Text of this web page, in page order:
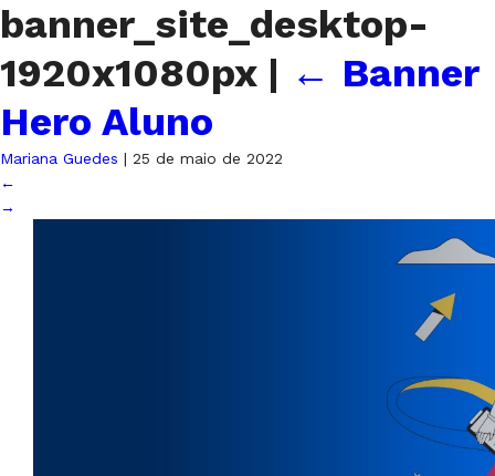
banner_site_desktop-
1920x1080px | ← Banner
Hero Aluno
Mariana Guedes | 25 de maio de 2022
←
→